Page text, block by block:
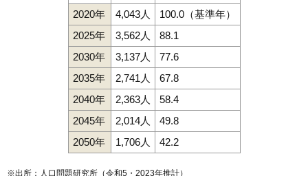
2020年 4,043人
100.0（基準年）
2025年
3,562人
88.1
2030年
3,137人
77.6
2035年
2,741人
67.8
2040年
2,363人
58.4
2045年
2,014人
49.8
2050年
1,706人 42.2
※出所：人口問題研究所（令和5・2023年推計）